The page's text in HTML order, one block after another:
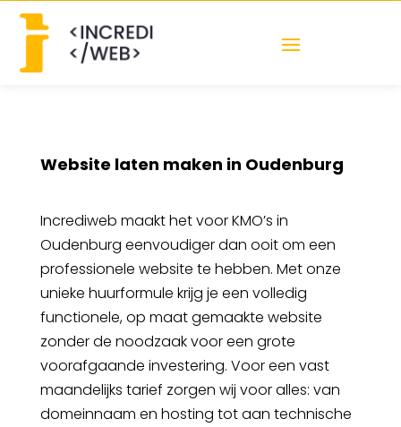
Website laten maken in Oudenburg
Incrediweb maakt het voor KMO’s in
Oudenburg eenvoudiger dan ooit om een
professionele website te hebben. Met onze
unieke huurformule krijg je een volledig
functionele, op maat gemaakte website
zonder de noodzaak voor een grote
voorafgaande investering. Voor een vast
maandelijks tarief zorgen wij voor alles: van
domeinnaam en hosting tot aan technische